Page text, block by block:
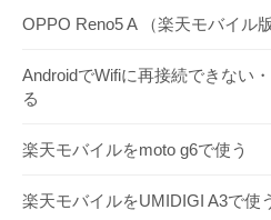
OPPO Reno5 A （楽天モバイル
AndroidでWifiに再接続できない
る
楽天モバイルをmoto g6で使う
楽天モバイルをUMIDIGI A3で使